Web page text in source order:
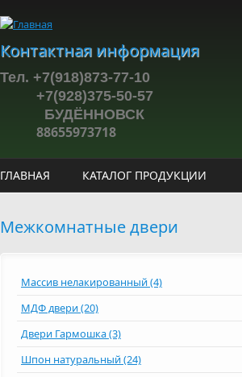
Контактная информация
Тел. +7(918)873-77-10
+7(928)375-50-57
БУДЁННОВСК
88655973718
ГЛАВНАЯ КАТАЛОГ ПРОДУКЦИИ
Межкомнатные двери
Массив нелакированный (4)
МДФ двери (20)
Двери Гармошка (3)
Шпон натуральный (24)